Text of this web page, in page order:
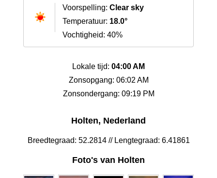
Voorspelling: Clear sky
Temperatuur: 18.0°
Vochtigheid: 40%
Lokale tijd: 04:00 AM
Zonsopgang: 06:02 AM
Zonsondergang: 09:19 PM
Holten, Nederland
Breedtegraad: 52.2814 // Lengtegraad: 6.41861
Foto's van Holten